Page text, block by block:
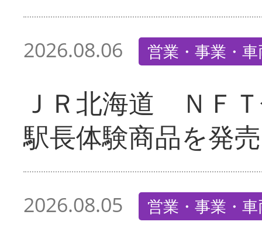
2026.08.06 営業・事業・
ＪＲ北海道 ＮＦ
駅長体験商品を発売
2026.08.05 営業・事業・